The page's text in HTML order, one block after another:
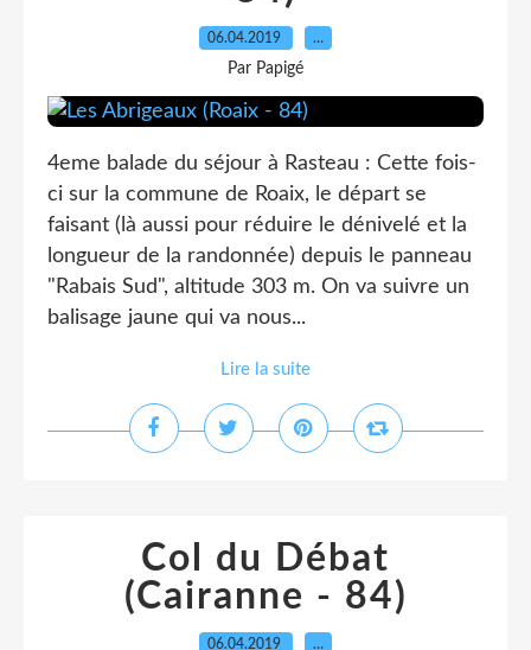
06.04.2019 …
Par Papigé
4eme balade du séjour à Rasteau : Cette fois-
ci sur la commune de Roaix, le départ se
faisant (là aussi pour réduire le dénivelé et la
longueur de la randonnée) depuis le panneau
"Rabais Sud", altitude 303 m. On va suivre un
balisage jaune qui va nous...
Lire la suite
Col du Débat
(Cairanne - 84)
06.04.2019 …